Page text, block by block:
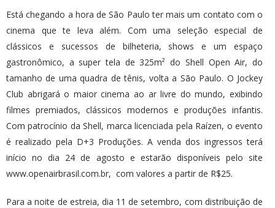
Está chegando a hora de São Paulo ter mais um contato com o
cinema que te leva além. Com uma seleção especial de
clássicos e sucessos de bilheteria, shows e um espaço
gastronômico, a super tela de 325m² do Shell Open Air, do
tamanho de uma quadra de tênis, volta a São Paulo. O Jockey
Club abrigará o maior cinema ao ar livre do mundo, exibindo
filmes premiados, clássicos modernos e produções infantis.
Com patrocínio da Shell, marca licenciada pela Raízen, o evento
é realizado pela D+3 Produções. A venda dos ingressos terá
início no dia 24 de agosto e estarão disponíveis pelo site
www.openairbrasil.com.br, com valores a partir de R$25.
Para a noite de estreia, dia 11 de setembro, com distribuição de